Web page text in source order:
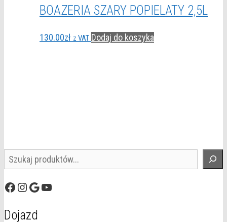
BOAZERIA SZARY POPIELATY 2,5L
130.00zł z VAT Dodaj do koszyka
Szukaj
Facebook
Instagram
GoogleYouTube
Dojazd